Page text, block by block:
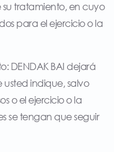
tratamiento, en cuyo
para el ejercicio o la
DENDAK BAI dejará
indique, salvo
o el ejercicio o la
se tengan que seguir